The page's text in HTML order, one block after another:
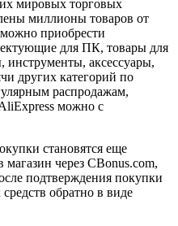
мировых торговых
миллионы товаров от
приобрести
для ПК, товары для
инструменты, аксессуары,
других категорий по
распродажам,
можно с
становятся еще
через CBonus.com,
подтверждения покупки
обратно в виде